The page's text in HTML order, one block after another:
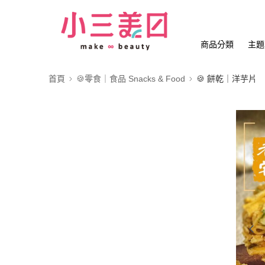
商品分類 主
首頁 🍪零食｜食品 Snacks & Food 🍪 餅乾｜洋芋片